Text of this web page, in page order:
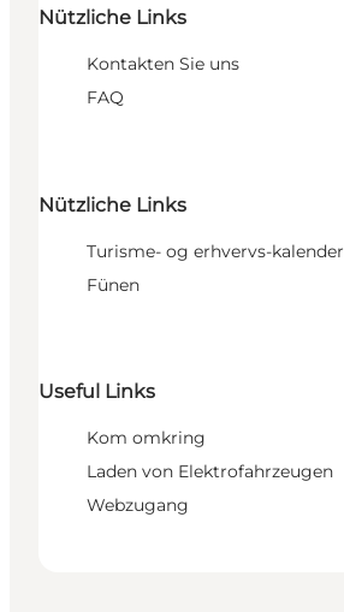
Nützliche Links
Kontakten Sie uns
FAQ
Nützliche Links
Turisme- og erhvervs-kalender
Fünen
Useful Links
Kom omkring
Laden von Elektrofahrzeugen
Webzugang